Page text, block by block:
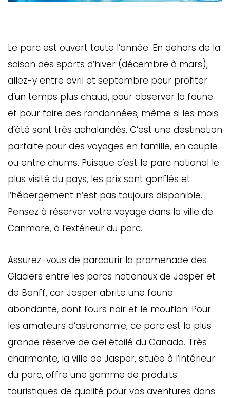
Le parc est ouvert toute l’année. En dehors de la
saison des sports d’hiver (décembre à mars),
allez-y entre avril et septembre pour profiter
d’un temps plus chaud, pour observer la faune
et pour faire des randonnées, même si les mois
d’été sont très achalandés. C’est une destination
parfaite pour des voyages en famille, en couple
ou entre chums. Puisque c’est le parc national le
plus visité du pays, les prix sont gonflés et
l’hébergement n’est pas toujours disponible.
Pensez à réserver votre voyage dans la ville de
Canmore, à l’extérieur du parc.
Assurez-vous de parcourir la promenade des
Glaciers entre les parcs nationaux de Jasper et
de Banff, car Jasper abrite une faune
abondante, dont l’ours noir et le mouflon. Pour
les amateurs d’astronomie, ce parc est la plus
grande réserve de ciel étoilé du Canada. Très
charmante, la ville de Jasper, située à l’intérieur
du parc, offre une gamme de produits
touristiques de qualité pour vos aventures dans